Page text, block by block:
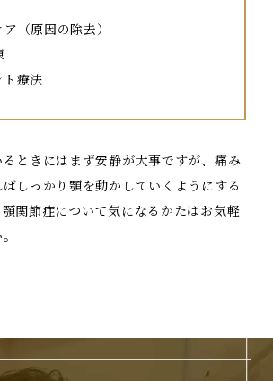
（原因の除去）
ト療法
ときにはまず安静が大事ですが、痛み
しっかり顎を動かしていくようにする
関節症について気になるかたはお気軽